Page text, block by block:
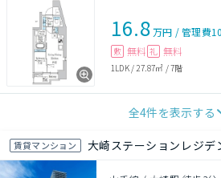
16.8万円 /管理費
敷 無料 礼 無料
1LDK/ 27.87㎡ /7階
全4件を表示する
賃貸マンション 大崎ステーションレジデ